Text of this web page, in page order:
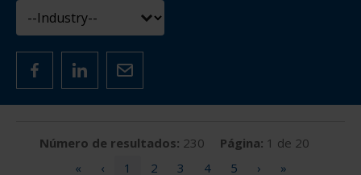
Número de resultados: 230 Página: 1 de 20
«
‹ 1 2 3 4 5 › »